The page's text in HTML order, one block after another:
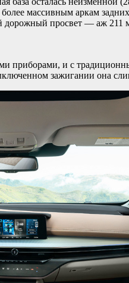
массивным аркам
просвет — аж 211
приборами, и с
зажигании она